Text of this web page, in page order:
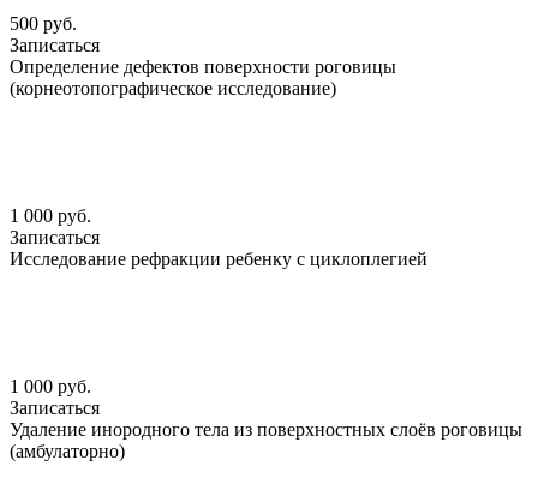
500 руб.
Записаться
Определение дефектов поверхности роговицы
(корнеотопографическое исследование)
1 000 руб.
Записаться
Исследование рефракции ребенку с циклоплегией
1 000 руб.
Записаться
Удаление инородного тела из поверхностных слоёв роговицы
(амбулаторно)